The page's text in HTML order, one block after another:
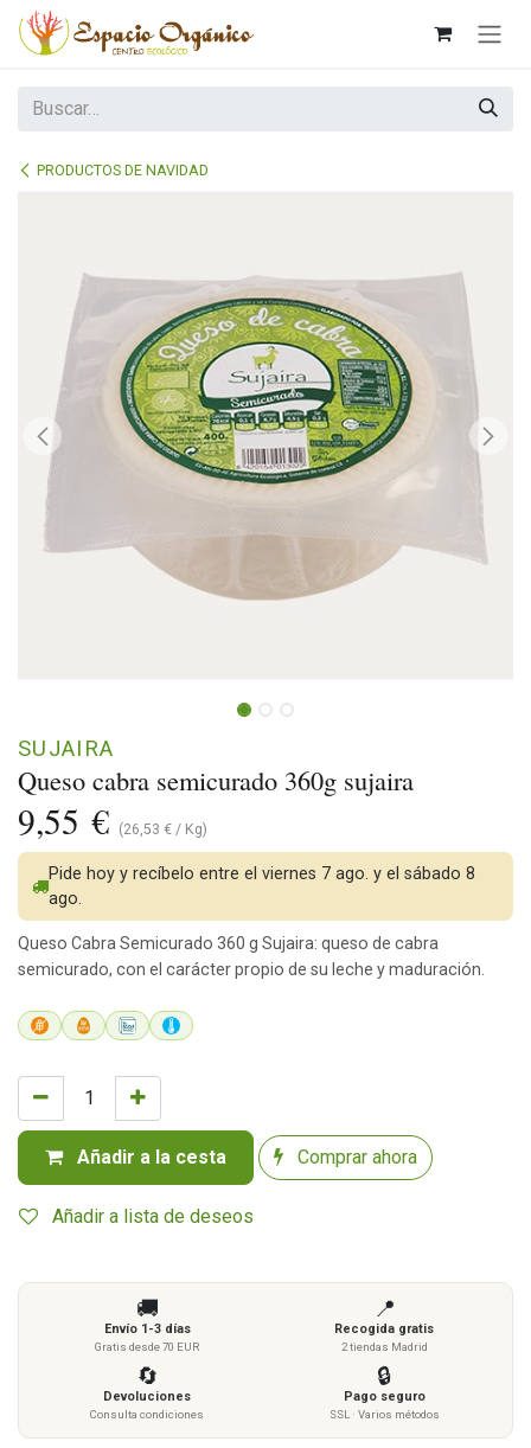
Ir al contenido
PRODUCTOS DE NAVIDAD
Queso cabra semicurado 360g sujaira
SUJAIRA
9,55 € (26,53 € / Kg)
Añadir a la cesta Comprar ahora
Añadir a lista de deseos
Pide hoy y recíbelo entre el viernes 7 ago. y el sábado 8
ago.
Queso Cabra Semicurado 360 g Sujaira: queso de cabra
semicurado, con el carácter propio de su leche y maduración.
🚚
Envío 1-3 días
Gratis desde 70 EUR
📍
Recogida gratis
2 tiendas Madrid
🔄
Devoluciones
Consulta condiciones
🔒
Pago seguro
SSL · Varios métodos